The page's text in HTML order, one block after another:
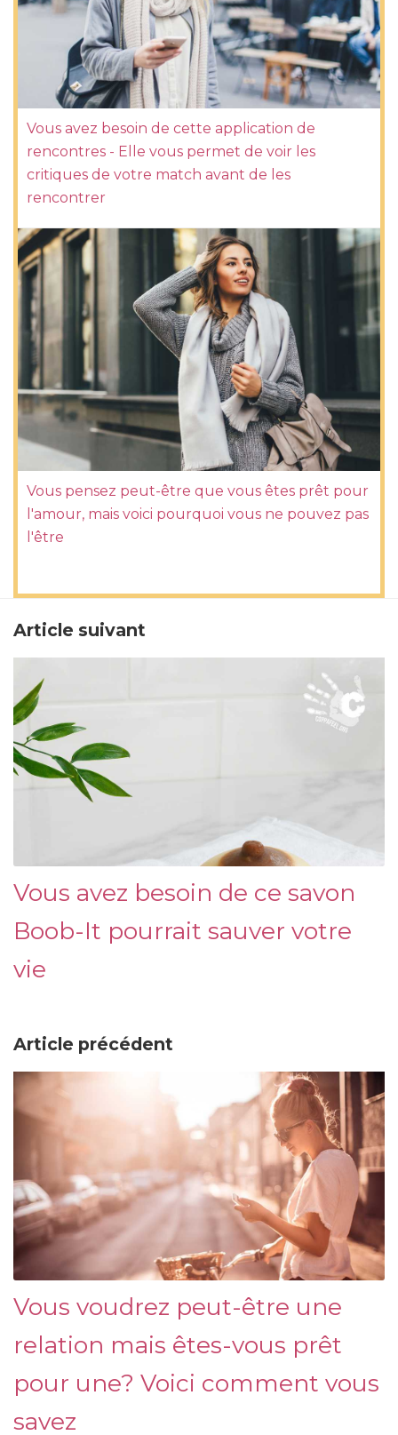
Vous avez besoin de cette application de
rencontres - Elle vous permet de voir les
critiques de votre match avant de les
rencontrer
Vous pensez peut-être que vous êtes prêt pour
l'amour, mais voici pourquoi vous ne pouvez pas
l'être
Article suivant
Vous avez besoin de ce savon
Boob-It pourrait sauver votre
vie
Article précédent
Vous voudrez peut-être une
relation mais êtes-vous prêt
pour une? Voici comment vous
savez